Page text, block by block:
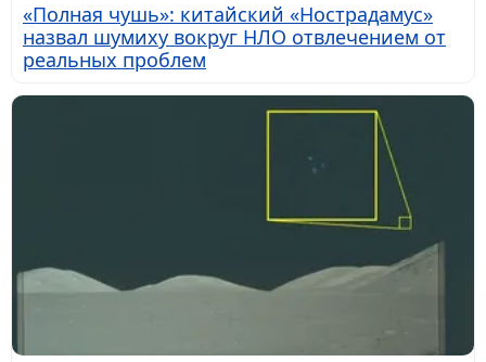
«Полная чушь»: китайский «Нострадамус»
назвал шумиху вокруг НЛО отвлечением от
реальных проблем